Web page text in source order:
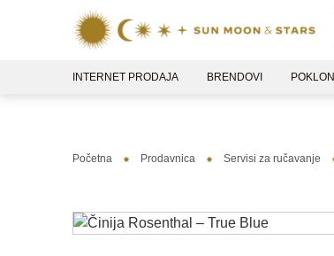
INTERNET PRODAJA BRENDOVI POKLONI
Početna Prodavnica Servisi za ručavanje